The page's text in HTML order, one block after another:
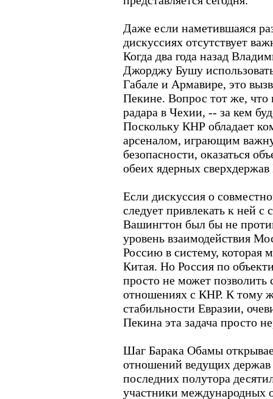
Даже если наметившаяся
дискуссиях отсутствует
Когда два года назад
Джорджу Бушу
Габале и Армавире, это
Пекине. Вопрос тот же,
радара в Чехии, -- за кем
Поскольку КНР обладает
арсеналом, играющим
безопасности, оказаться
обеих ядерных
Если дискуссия о
следует привлекать к ней с
Вашингтон был бы не
уровень взаимодействия
Россию в систему, которая
Китая. Но Россия по
просто не может позволить
отношениях с КНР. К тому
стабильности Евразии,
Пекина эта задача просто
Шаг Барака Обамы
отношений ведущих
последних полутора
участники международных